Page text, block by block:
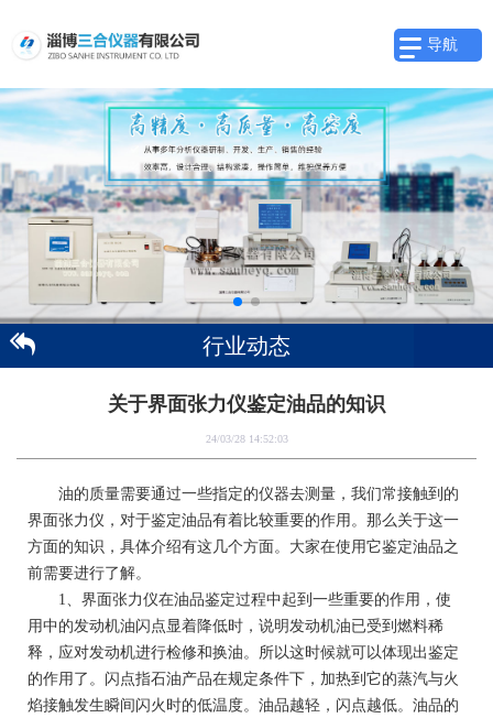
导航
行业动态
关于界面张力仪鉴定油品的知识
24/03/28 14:52:03
油的质量需要通过一些指定的仪器去测量，我们常接触到的
界面张力仪，对于鉴定油品有着比较重要的作用。那么关于这一
方面的知识，具体介绍有这几个方面。大家在使用它鉴定油品之
前需要进行了解。
1、界面张力仪在油品鉴定过程中起到一些重要的作用，使
用中的发动机油闪点显着降低时，说明发动机油已受到燃料稀
释，应对发动机进行检修和换油。所以这时候就可以体现出鉴定
的作用了。闪点指石油产品在规定条件下，加热到它的蒸汽与火
焰接触发生瞬间闪火时的低温度。油品越轻，闪点越低。油品的